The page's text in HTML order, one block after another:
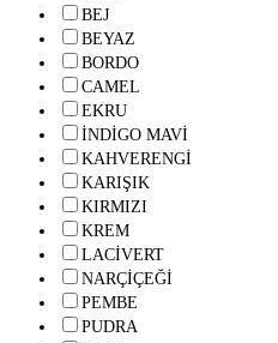
BEJ
BEYAZ
BORDO
CAMEL
EKRU
İNDİGO MAVİ
KAHVERENGİ
KARIŞIK
KIRMIZI
KREM
LACİVERT
NARÇİÇEĞİ
PEMBE
PUDRA